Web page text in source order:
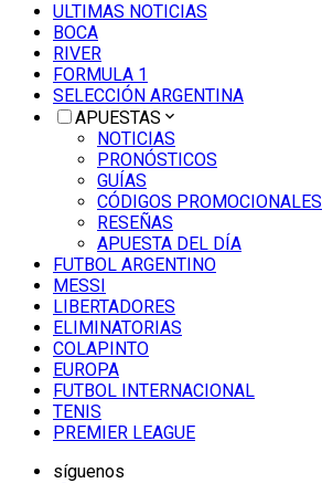
ULTIMAS NOTICIAS
BOCA
RIVER
FORMULA 1
SELECCIÓN ARGENTINA
APUESTAS
NOTICIAS
PRONÓSTICOS
GUÍAS
CÓDIGOS PROMOCIONALES
RESEÑAS
APUESTA DEL DÍA
FUTBOL ARGENTINO
MESSI
LIBERTADORES
ELIMINATORIAS
COLAPINTO
EUROPA
FUTBOL INTERNACIONAL
TENIS
PREMIER LEAGUE
síguenos